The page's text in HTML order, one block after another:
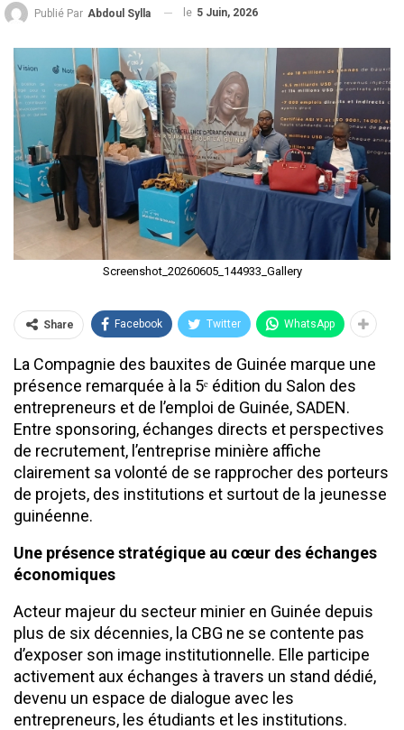
Publié Par Abdoul Sylla le 5 Juin, 2026
Screenshot_20260605_144933_Gallery
Share Facebook Twitter WhatsApp
La Compagnie des bauxites de Guinée marque une
présence remarquée à la 5ᵉ édition du Salon des
entrepreneurs et de l’emploi de Guinée, SADEN.
Entre sponsoring, échanges directs et perspectives
de recrutement, l’entreprise minière affiche
clairement sa volonté de se rapprocher des porteurs
de projets, des institutions et surtout de la jeunesse
guinéenne.
Une présence stratégique au cœur des échanges
économiques
Acteur majeur du secteur minier en Guinée depuis
plus de six décennies, la CBG ne se contente pas
d’exposer son image institutionnelle. Elle participe
activement aux échanges à travers un stand dédié,
devenu un espace de dialogue avec les
entrepreneurs, les étudiants et les institutions.